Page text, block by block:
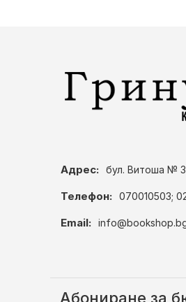
Адрес: бул. Витоша №
Телефон: 070010503;
Email:
Абониране за